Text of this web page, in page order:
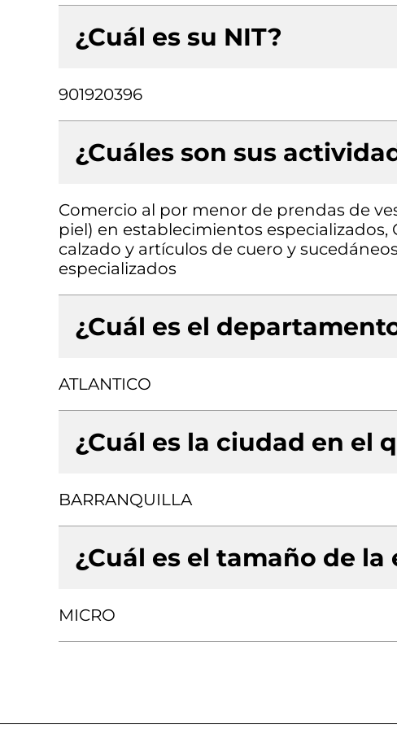
¿Cuál es su NIT?
901920396
¿Cuáles son sus
Comercio al por menor de prendas de
piel) en establecimientos
calzado y artículos de cuero y
especializados
¿Cuál es el
ATLANTICO
¿Cuál es la ciudad en el
BARRANQUILLA
¿Cuál es el tamaño de la
MICRO